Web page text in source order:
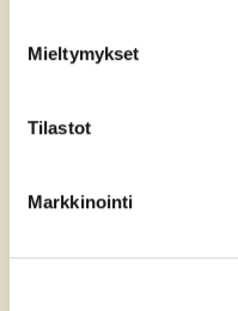
Mieltymykset
Tilastot
Markkinointi
+358 (0)40 775 0686
Kägelstranden 5